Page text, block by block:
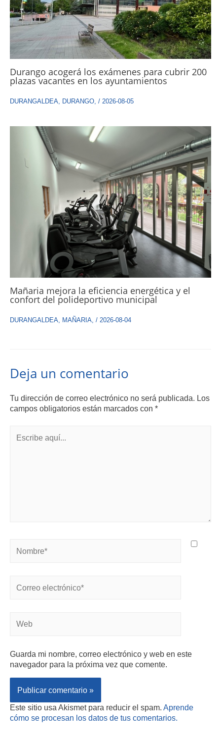
Durango acogerá los exámenes para cubrir 200
plazas vacantes en los ayuntamientos
DURANGALDEA, DURANGO, / 2026-08-05
Mañaria mejora la eficiencia energética y el
confort del polideportivo municipal
DURANGALDEA MAÑARIA / 2026-08-04
Deja un comentario
Tu dirección de correo electrónico no será publicada. Los
campos obligatorios están marcados con *
Guarda mi nombre, correo electrónico y web en este
navegador para la próxima vez que comente.
Este sitio usa Akismet para reducir el spam. Aprende
cómo se procesan los datos de tus comentarios.